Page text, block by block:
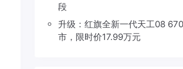
段
升级：红旗全新一代天工08
市，限时价17.99万元